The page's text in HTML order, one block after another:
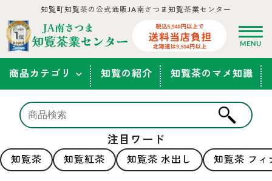
知覧町知覧茶の公式通販JA南さつま知覧茶業センター
商品カテゴリ 知覧の紹介 知覧茶のマメ知識
注目ワード
知覧茶 知覧紅茶 知覧茶 水出し 知覧茶 フィ